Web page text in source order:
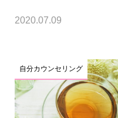
2020.07.09
自分カウンセリング